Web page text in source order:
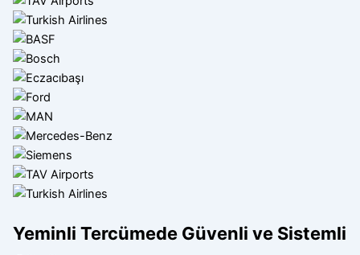
Yeminli Tercümede Güvenli ve Sistemli